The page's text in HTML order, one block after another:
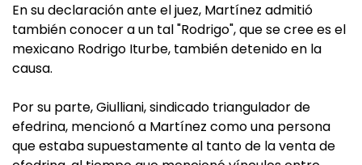
En su declaración ante el juez, Martínez admitió
también conocer a un tal "Rodrigo", que se cree es el
mexicano Rodrigo Iturbe, también detenido en la
causa.
Por su parte, Giulliani, sindicado triangulador de
efedrina, mencionó a Martínez como una persona
que estaba supuestamente al tanto de la venta de